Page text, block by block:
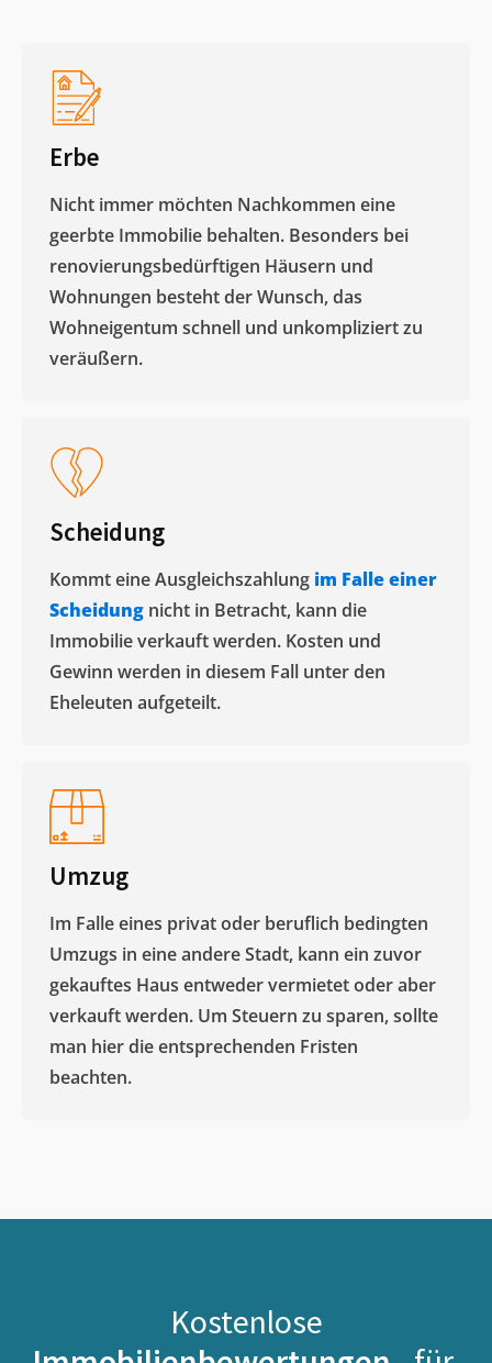
Erbe
Nicht immer möchten Nachkommen eine
geerbte Immobilie behalten. Besonders bei
renovierungsbedürftigen Häusern und
Wohnungen besteht der Wunsch, das
Wohneigentum schnell und unkompliziert zu
veräußern. ​
Scheidung
Kommt eine Ausgleichszahlung im Falle einer
Scheidung nicht in Betracht, kann die
Immobilie verkauft werden. Kosten und
Gewinn werden in diesem Fall unter den
Eheleuten aufgeteilt.​
Umzug
Im Falle eines privat oder beruflich bedingten
Umzugs in eine andere Stadt, kann ein zuvor
gekauftes Haus entweder vermietet oder aber
verkauft werden. Um Steuern zu sparen, sollte
man hier die entsprechenden Fristen
beachten.
Kostenlose